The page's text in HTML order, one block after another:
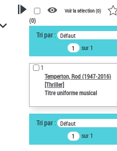
VOTRE RECHERCHE
Recherche avancée dans les
notices d’autorité
Œuvres liées à l'auteur :
Temperton, Rod (1947-2016)
Auteur d’œuvre
Temperton, Rod (1947-2016)
Type de notice d'autorité
Voir la sélection (0)
(0)
Tri par : Défaut
sur 1
1
Temperton, Rod (1947-2016)
[Thriller]
Titre uniforme musical
Tri par : Défaut
sur 1